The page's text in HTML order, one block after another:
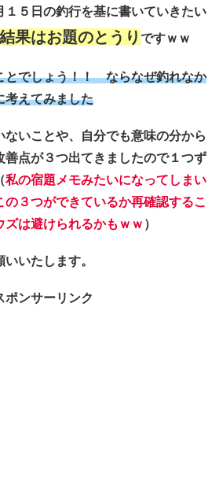
１５日の釣行を基に書いていきたい
果はお題のとうり ですｗｗ
とでしょう！！ ならなぜ釣れなか
考えてみました
ないことや、自分でも意味の分から
善点が３つ出てきましたので１つず
私の宿題メモみたいになってしまい
の３つができているか再確認するこ
ズは避けられるかもｗｗ ）
いたします。
ポンサーリンク